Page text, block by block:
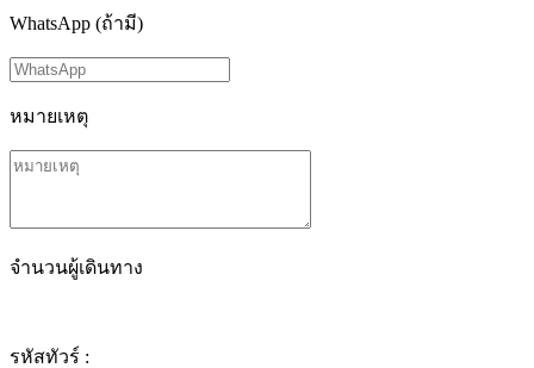
WhatsApp (ถ้ามี)
หมายเหตุ
จำนวนผู้เดินทาง
รหัสทัวร์ :